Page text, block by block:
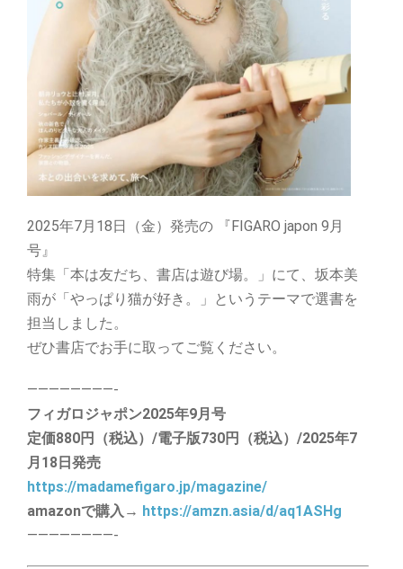
2025年7月18日（金）発売の 『FIGARO japon 9月
号』
特集「本は友だち、書店は遊び場。」にて、坂本美
雨が「やっぱり猫が好き。」というテーマで選書を
担当しました。
ぜひ書店でお手に取ってご覧ください。
————————-
フィガロジャポン2025年9月号
定価880円（税込）/電子版730円（税込）/2025年7
月18日発売
https://madamefigaro.jp/magazine/
amazonで購入→ https://amzn.asia/d/aq1ASHg
————————-